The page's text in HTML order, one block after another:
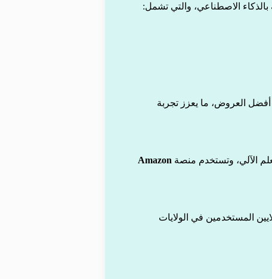
أفضل العروض، ما يعزز تجربة
الآلي، وتستخدم منصة Amazon
المستخدمين في الولايات